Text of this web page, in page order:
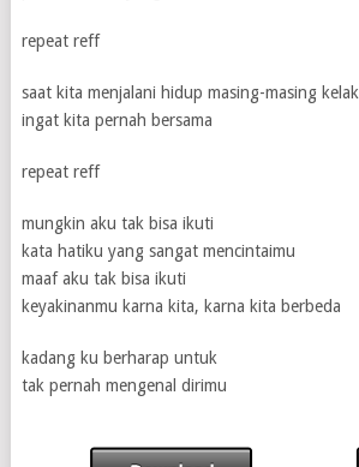
repeat reff
saat kita menjalani hidup masing-masing kelak
ingat kita pernah bersama
repeat reff
mungkin aku tak bisa ikuti
kata hatiku yang sangat mencintaimu
maaf aku tak bisa ikuti
keyakinanmu karna kita, karna kita berbeda
kadang ku berharap untuk
tak pernah mengenal dirimu